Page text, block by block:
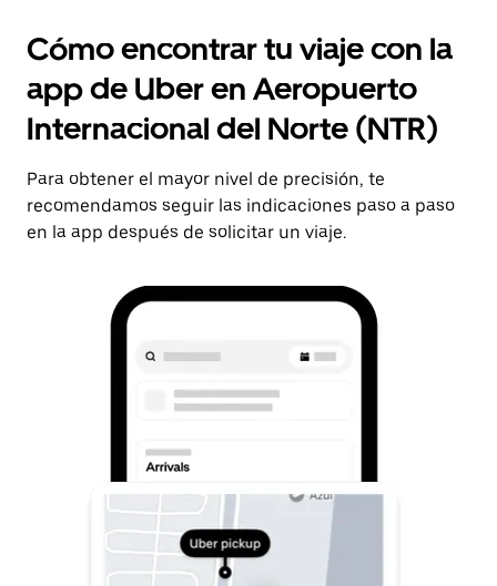
Cómo encontrar tu viaje con la
app de Uber en Aeropuerto
Internacional del Norte (NTR)
Para obtener el mayor nivel de precisión, te
recomendamos seguir las indicaciones paso a paso
en la app después de solicitar un viaje.